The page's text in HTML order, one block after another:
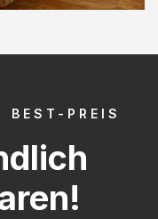
BEST-PREIS